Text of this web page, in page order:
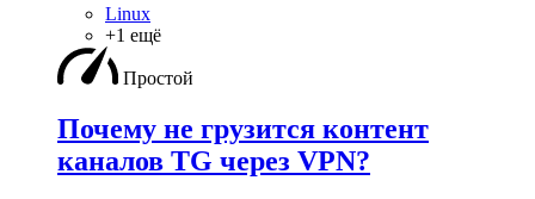
Linux
+1 ещё
Простой
Почему не грузится контент
каналов TG через VPN?